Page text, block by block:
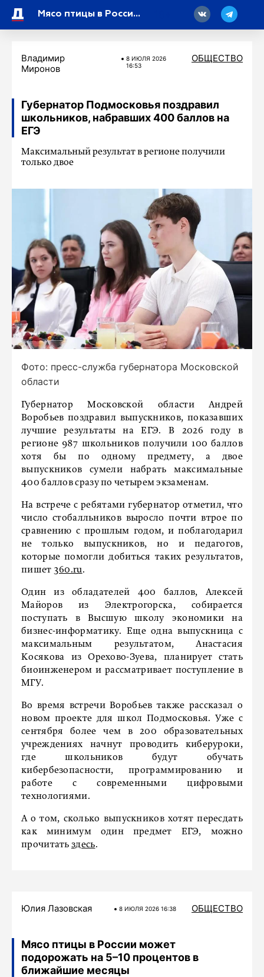
Мясо птицы в России может подорожать на 5–10 процентов в ближайшие месяцы
Владимир
Миронов
8 ИЮЛЯ 2026
16:53
ОБЩЕСТВО
Губернатор Подмосковья поздравил
школьников, набравших 400 баллов на
ЕГЭ
Максимальный результат в регионе получили
только двое
Фото: пресс-служба губернатора Московской
области
Губернатор Московской области Андрей
Воробьев поздравил выпускников, показавших
лучшие результаты на ЕГЭ. В 2026 году в
регионе 987 школьников получили 100 баллов
хотя бы по одному предмету, а двое
выпускников сумели набрать максимальные
400 баллов сразу по четырем экзаменам.
На встрече с ребятами губернатор отметил, что
число стобалльников выросло почти втрое по
сравнению с прошлым годом, и поблагодарил
не только выпускников, но и педагогов,
которые помогли добиться таких результатов,
пишет 360.ru.
Один из обладателей 400 баллов, Алексей
Майоров из Электрогорска, собирается
поступать в Высшую школу экономики на
бизнес-информатику. Еще одна выпускница с
максимальным результатом, Анастасия
Косякова из Орехово-Зуева, планирует стать
биоинженером и рассматривает поступление в
МГУ.
Во время встречи Воробьев также рассказал о
новом проекте для школ Подмосковья. Уже с
сентября более чем в 200 образовательных
учреждениях начнут проводить киберуроки,
где школьников будут обучать
кибербезопасности, программированию и
работе с современными цифровыми
технологиями.
А о том, сколько выпускников хотят пересдать
как минимум один предмет ЕГЭ, можно
прочитатьздесь.
Юлия Лазовская 8 ИЮЛЯ 2026 16:38 ОБЩЕСТВО
Мясо птицы в России может
подорожать на 5–10 процентов в
ближайшие месяцы